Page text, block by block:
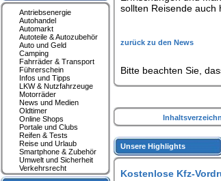
sollten Reisende auch
zurück zu den News
Bitte beachten Sie,
Unsere Highlights
Kostenlose Kfz-
Antriebsenergie
Autohandel
Automarkt
Autoteile & Autozubehör
Auto und Geld
Camping
Fahrräder & Transport
Führerschein
Infos und Tipps
LKW & Nutzfahrzeuge
Motorräder
News und Medien
Oldtimer
Online Shops
Portale und Clubs
Reifen & Tests
Reise und Urlaub
Smartphone & Zubehör
Umwelt und Sicherheit
Verkehrsrecht